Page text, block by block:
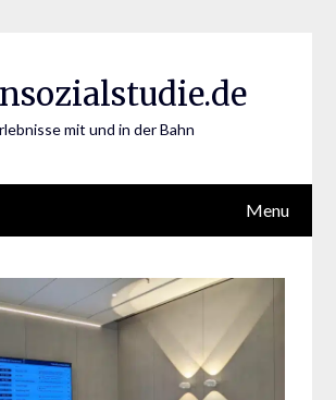
mit und in der Bahn
Menu